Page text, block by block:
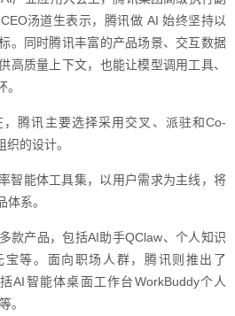
汤道生表示，腾讯做 AI 始终坚持以
。同时腾讯丰富的产品场景、交互数据
高质量上下文，也能让模型调用工具、
腾讯主要选择采用交叉、派驻和Co-
的设计。
智能体工具集，以用户需求为主线，将
系。
款产品，包括AI助手QClaw、个人知识
等。面向职场人群，腾讯则推出了
AI智能体桌面工作台WorkBuddy个人
。